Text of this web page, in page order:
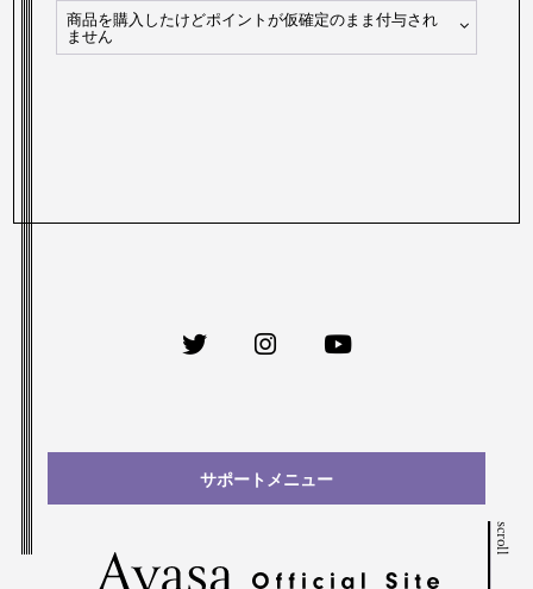
商品を購入したけどポイントが仮確定のまま付与され
ません
scroll
サポートメニュー